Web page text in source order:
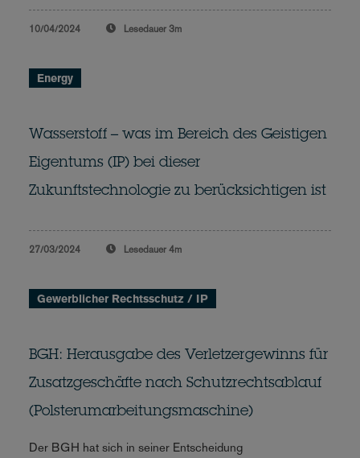
10/04/2024 Lesedauer 3m
Energy
Wasserstoff – was im Bereich des Geistigen
Eigentums (IP) bei dieser
Zukunftstechnologie zu berücksichtigen ist
27/03/2024 Lesedauer 4m
Gewerblicher Rechtsschutz / IP
BGH: Herausgabe des Verletzergewinns für
Zusatzgeschäfte nach Schutzrechtsablauf
(Polsterumarbeitungsmaschine)
Der BGH hat sich in seiner Entscheidung